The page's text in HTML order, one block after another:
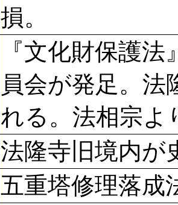
損。
『文化財保護
員会が発足。法
れる。法相宗よ
法隆寺旧境内が
五重塔修理落成